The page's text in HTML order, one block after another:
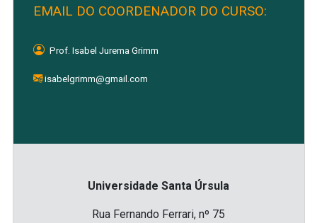
EMAIL DO COORDENADOR DO CURSO:
Prof. Isabel Jurema Grimm
isabelgrimm@gmail.com
Universidade Santa Úrsula
Rua Fernando Ferrari, nº 75